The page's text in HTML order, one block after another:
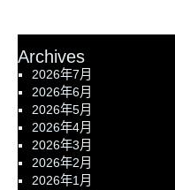
Archives
2026年7月
2026年6月
2026年5月
2026年4月
2026年3月
2026年2月
2026年1月